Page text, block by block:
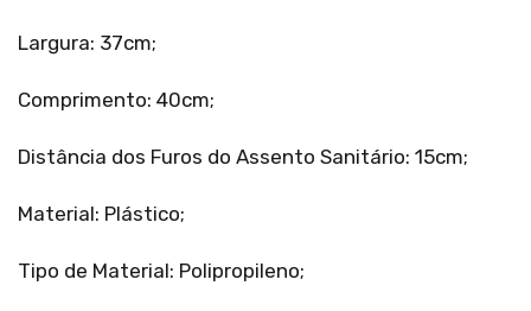
Largura: 37cm;
Comprimento: 40cm;
Distância dos Furos do Assento Sanitário: 15cm;
Material: Plástico;
Tipo de Material: Polipropileno;